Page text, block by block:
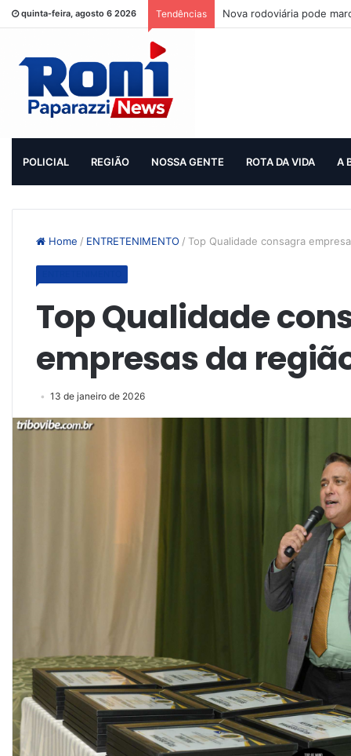
quinta-feira, agosto 6 2026 Tendências Nova rodoviária pode
POLICIAL REGIÃO NOSSA GENTE ROTA DA VIDA A
Home / ENTRETENIMENTO / Top Qualidade consagra
Top Qualidade
empresas da
13 de janeiro de 2026